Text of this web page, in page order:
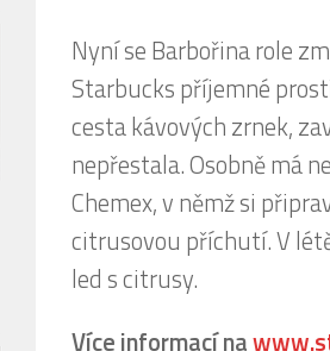
Nyní se Barbořina role
Starbucks příjemné
cesta kávových zrnek,
nepřestala. Osobně má
Chemex, v němž si
citrusovou příchutí. V
led s citrusy.
Více informací na